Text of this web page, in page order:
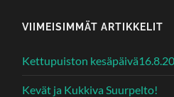
VIIMEISIMMÄT ARTIKKELIT
Kettupuiston
Kevät ja Kukkiva Suurpelto!